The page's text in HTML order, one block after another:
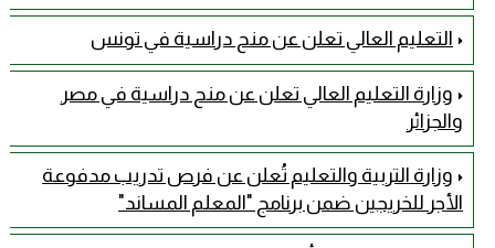
التعليم العالي تعلن عن منح دراسية في تونس
وزارة التعليم العالي تعلن عن منح دراسية في مصر
والجزائر
وزارة التربية والتعليم تُعلن عن فرص تدريب مدفوعة
الأجر للخريجين ضمن برنامج "المعلم المساند"